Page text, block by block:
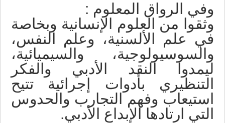
وفي الرواق المعلوم :
وثقوا من العلوم الإنسانية وبخاصة
في علم الألسنية، وعلم النفس،
والسوسيولوجية، والسيميائية،
ليمدوا النقد الأدبي والفكر
التنظيري بأدوات إجرائية تتيح
استيعاب وفهم التجارب والحدوس
التي ارتادها الإبداع الأدبي.